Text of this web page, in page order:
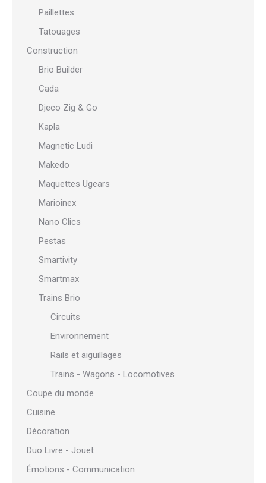
Paillettes
Tatouages
Construction
Brio Builder
Cada
Djeco Zig & Go
Kapla
Magnetic Ludi
Makedo
Maquettes Ugears
Marioinex
Nano Clics
Pestas
Smartivity
Smartmax
Trains Brio
Circuits
Environnement
Rails et aiguillages
Trains - Wagons - Locomotives
Coupe du monde
Cuisine
Décoration
Duo Livre - Jouet
Émotions - Communication